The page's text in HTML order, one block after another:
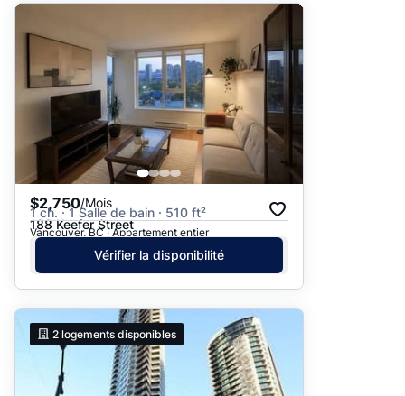
$2,750/Mois
1 ch. · 1 Salle de bain · 510 ft²
188 Keefer Street
Vancouver, BC · Appartement entier
Vérifier la disponibilité
2 logements disponibles